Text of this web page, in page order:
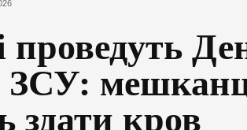
проведуть
ЗСУ:
здати кров